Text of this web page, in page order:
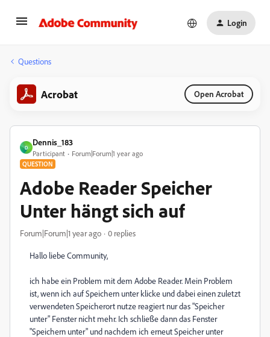
Login
Questions
Acrobat Open Acrobat
D
Dennis_183
Participant Forum|Forum|1 year ago
QUESTION
Adobe Reader Speicher
Unter hängt sich auf
Forum|Forum|1 year ago 0 replies
Hallo liebe Community,
ich habe ein Problem mit dem Adobe Reader. Mein Problem
ist, wenn ich auf Speichern unter klicke und dabei einen zuletzt
verwendeten Speicherort nutze reagiert nur das "Speicher
unter" Fenster nicht mehr. Ich schließe dann das Fenster
"Speichern unter" und nachdem ich erneut Speicher unter